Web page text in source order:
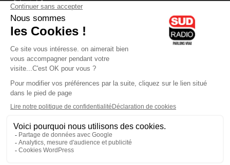
fiducial.fr
lyoncapitale.fr
olympique-et-lyonnais.com
L'application Iphone / Android
Téléchargez l'application
Les cookies
Gestion des cookies
Crédit photos : ©Sud Radio / Pierre Olivier